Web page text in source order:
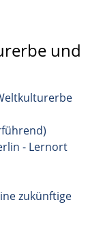
und
- Lernort
zukünftige